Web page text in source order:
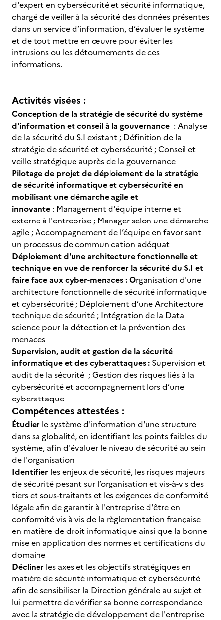
d'expert en cybersécurité et sécurité informatique,
chargé de veiller à la sécurité des données présentes
dans un service d’information, d’évaluer le système
et de tout mettre en œuvre pour éviter les
intrusions ou les détournements de ces
informations.
Activités visées :
Conception de la stratégie de sécurité du système
d'information et conseil à la gouvernance : Analyse
de la sécurité du S.I existant ; Définition de la
stratégie de sécurité et cybersécurité ; Conseil et
veille stratégique auprès de la gouvernance
Pilotage de projet de déploiement de la stratégie
de sécurité informatique et cybersécurité en
mobilisant une démarche agile et
innovante : Management d'équipe interne et
externe à l'entreprise ; Manager selon une démarche
agile ; Accompagnement de l’équipe en favorisant
un processus de communication adéquat
Déploiement d'une architecture fonctionnelle et
technique en vue de renforcer la sécurité du S.I et
faire face aux cyber-menaces : Organisation d'une
architecture fonctionnelle de sécurité informatique
et cybersécurité ; Déploiement d’une Architecture
technique de sécurité ; Intégration de la Data
science pour la détection et la prévention des
menaces
Supervision, audit et gestion de la sécurité
informatique et des cyberattaques : Supervision et
audit de la sécurité ; Gestion des risques liés à la
cybersécurité et accompagnement lors d’une
cyberattaque
Compétences attestées :
Étudier le système d'information d'une structure
dans sa globalité, en identifiant les points faibles du
système, afin d'évaluer le niveau de sécurité au sein
de l'organisation
Identifier les enjeux de sécurité, les risques majeurs
de sécurité pesant sur l’organisation et vis-à-vis des
tiers et sous-traitants et les exigences de conformité
légale afin de garantir à l'entreprise d'être en
conformité vis à vis de la règlementation française
en matière de droit informatique ainsi que la bonne
mise en application des normes et certifications du
domaine
Décliner les axes et les objectifs stratégiques en
matière de sécurité informatique et cybersécurité
afin de sensibiliser la Direction générale au sujet et
lui permettre de vérifier sa bonne correspondance
avec la stratégie de développement de l'entreprise